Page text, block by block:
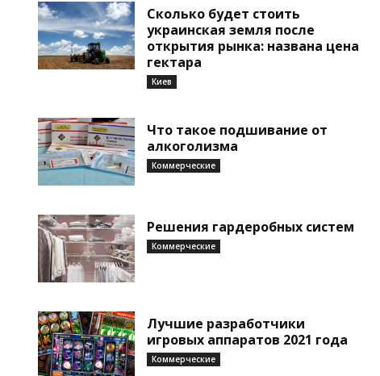
Сколько будет стоить
украинская земля после
открытия рынка: названа цена
гектара
Киев
Что такое подшивание от
алкоголизма
Коммерческие
Решения гардеробных систем
Коммерческие
Лучшие разработчики
игровых аппаратов 2021 года
Коммерческие